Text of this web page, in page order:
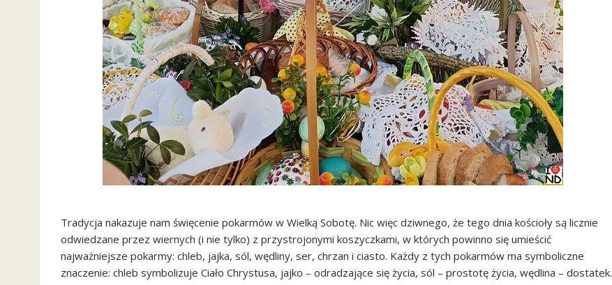
Tradycja nakazuje nam święcenie pokarmów w Wielką Sobotę. Nic więc dziwnego, że tego dnia kościoły są licznie
odwiedzane przez wiernych (i nie tylko) z przystrojonymi koszyczkami, w których powinno się umieścić
najważniejsze pokarmy: chleb, jajka, sól, wędliny, ser, chrzan i ciasto. Każdy z tych pokarmów ma symboliczne
znaczenie: chleb symbolizuje Ciało Chrystusa, jajko – odradzające się życia, sól – prostotę życia, wędlina – dostatek.